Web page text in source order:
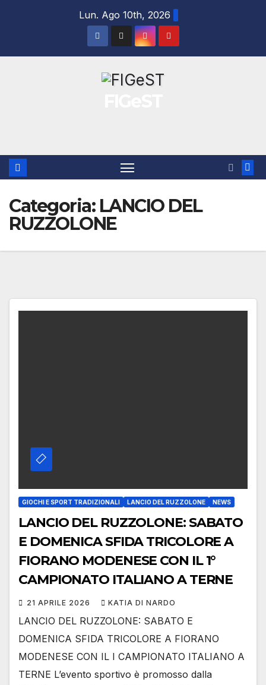
Lun. Ago 10th, 2026
Categoria: LANCIO DEL
RUZZOLONE
GIOCHI E SPORT TRADIZIONALI LANCIO DEL RUZZOLONE NEWS
LANCIO DEL RUZZOLONE: SABATO
E DOMENICA SFIDA TRICOLORE A
FIORANO MODENESE CON IL 1°
CAMPIONATO ITALIANO A TERNE
21 APRILE 2026 KATIA DI NARDO
LANCIO DEL RUZZOLONE: SABATO E
DOMENICA SFIDA TRICOLORE A FIORANO
MODENESE CON IL I CAMPIONATO ITALIANO A
TERNE L’evento sportivo è promosso dalla